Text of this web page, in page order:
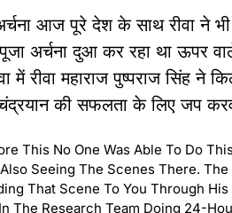
आज पूरे देश के साथ रीवा ने
अर्चना दुआ कर रहा था ऊपर
रीवा महाराज पुष्पराज सिंह ने
की सफलता के लिए जप
This No One Was Able To Do
Seeing The Scenes There.
That Scene To You Through His
The Research Team Doing 24-